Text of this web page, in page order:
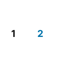
1 2